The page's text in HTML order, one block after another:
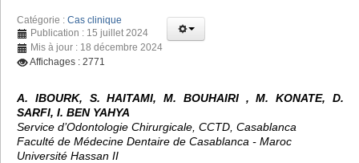
Catégorie : Cas clinique
Publication : 15 juillet 2024
Mis à jour : 18 décembre 2024
Affichages : 2771
A. IBOURK, S. HAITAMI, M. BOUHAIRI , M. KONATE, D.
SARFI, I. BEN YAHYA
Service d’Odontologie Chirurgicale, CCTD, Casablanca
Faculté de Médecine Dentaire de Casablanca - Maroc
Université Hassan II